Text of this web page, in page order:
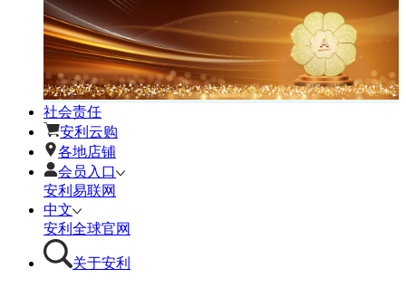
社会责任
安利云购
各地店铺
会员入口
安利易联网
中文
安利全球官网
关于安利